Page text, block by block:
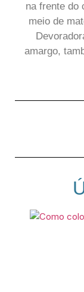
na frente do
meio de
amargo,